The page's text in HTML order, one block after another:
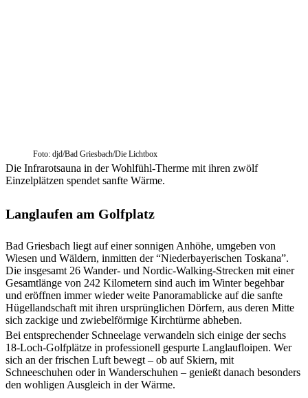
Foto: djd/Bad Griesbach/Die Lichtbox
Die Infrarotsauna in der Wohlfühl-Therme mit ihren zwölf
Einzelplätzen spendet sanfte Wärme.
Langlaufen am Golfplatz
Bad Griesbach liegt auf einer sonnigen Anhöhe, umgeben von
Wiesen und Wäldern, inmitten der “Niederbayerischen Toskana”.
Die insgesamt 26 Wander- und Nordic-Walking-Strecken mit einer
Gesamtlänge von 242 Kilometern sind auch im Winter begehbar
und eröffnen immer wieder weite Panoramablicke auf die sanfte
Hügellandschaft mit ihren ursprünglichen Dörfern, aus deren Mitte
sich zackige und zwiebelförmige Kirchtürme abheben.
Bei entsprechender Schneelage verwandeln sich einige der sechs
18-Loch-Golfplätze in professionell gespurte Langlaufloipen. Wer
sich an der frischen Luft bewegt – ob auf Skiern, mit
Schneeschuhen oder in Wanderschuhen – genießt danach besonders
den wohligen Ausgleich in der Wärme.